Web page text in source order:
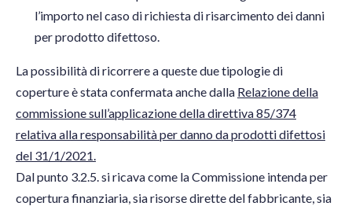
l’importo nel caso di richiesta di risarcimento dei danni
per prodotto difettoso.
La possibilità di ricorrere a queste due tipologie di
coperture è stata confermata anche dalla Relazione della
commissione sull’applicazione della direttiva 85/374
relativa alla responsabilità per danno da prodotti difettosi
del 31/1/2021.
Dal punto 3.2.5. si ricava come la Commissione intenda per
copertura finanziaria, sia risorse dirette del fabbricante, sia